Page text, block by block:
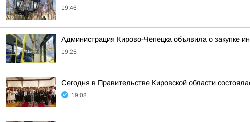
19:46
Администрация Кирово-Чепецка объявила о закупке
19:25
Сегодня в Правительстве Кировской области
19:08